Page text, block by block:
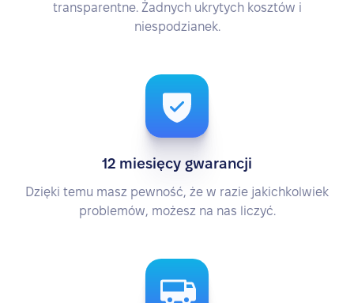
transparentne. Żadnych ukrytych kosztów i
niespodzianek.
12 miesięcy gwarancji
Dzięki temu masz pewność, że w razie jakichkolwiek
problemów, możesz na nas liczyć.